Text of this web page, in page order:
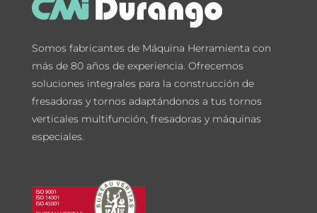
Somos fabricantes de Máquina Herramienta con
más de 80 años de experiencia. Ofrecemos
soluciones integrales para la construcción de
fresadoras y tornos adaptándonos a tus tornos
verticales multifunción, fresadoras y máquinas
especiales.